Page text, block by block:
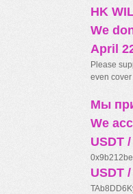
HK
We
April
Please
even
Мы
We
USDT
USDT